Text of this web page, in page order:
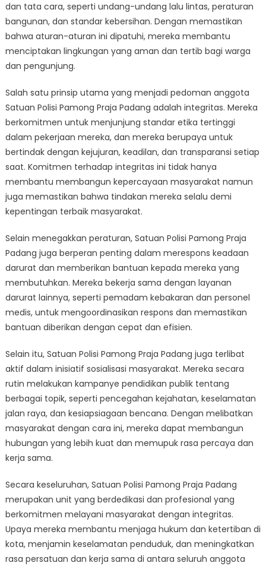
dan tata cara, seperti undang-undang lalu lintas, peraturan
bangunan, dan standar kebersihan. Dengan memastikan
bahwa aturan-aturan ini dipatuhi, mereka membantu
menciptakan lingkungan yang aman dan tertib bagi warga
dan pengunjung.
Salah satu prinsip utama yang menjadi pedoman anggota
Satuan Polisi Pamong Praja Padang adalah integritas. Mereka
berkomitmen untuk menjunjung standar etika tertinggi
dalam pekerjaan mereka, dan mereka berupaya untuk
bertindak dengan kejujuran, keadilan, dan transparansi setiap
saat. Komitmen terhadap integritas ini tidak hanya
membantu membangun kepercayaan masyarakat namun
juga memastikan bahwa tindakan mereka selalu demi
kepentingan terbaik masyarakat.
Selain menegakkan peraturan, Satuan Polisi Pamong Praja
Padang juga berperan penting dalam merespons keadaan
darurat dan memberikan bantuan kepada mereka yang
membutuhkan. Mereka bekerja sama dengan layanan
darurat lainnya, seperti pemadam kebakaran dan personel
medis, untuk mengoordinasikan respons dan memastikan
bantuan diberikan dengan cepat dan efisien.
Selain itu, Satuan Polisi Pamong Praja Padang juga terlibat
aktif dalam inisiatif sosialisasi masyarakat. Mereka secara
rutin melakukan kampanye pendidikan publik tentang
berbagai topik, seperti pencegahan kejahatan, keselamatan
jalan raya, dan kesiapsiagaan bencana. Dengan melibatkan
masyarakat dengan cara ini, mereka dapat membangun
hubungan yang lebih kuat dan memupuk rasa percaya dan
kerja sama.
Secara keseluruhan, Satuan Polisi Pamong Praja Padang
merupakan unit yang berdedikasi dan profesional yang
berkomitmen melayani masyarakat dengan integritas.
Upaya mereka membantu menjaga hukum dan ketertiban di
kota, menjamin keselamatan penduduk, dan meningkatkan
rasa persatuan dan kerja sama di antara seluruh anggota